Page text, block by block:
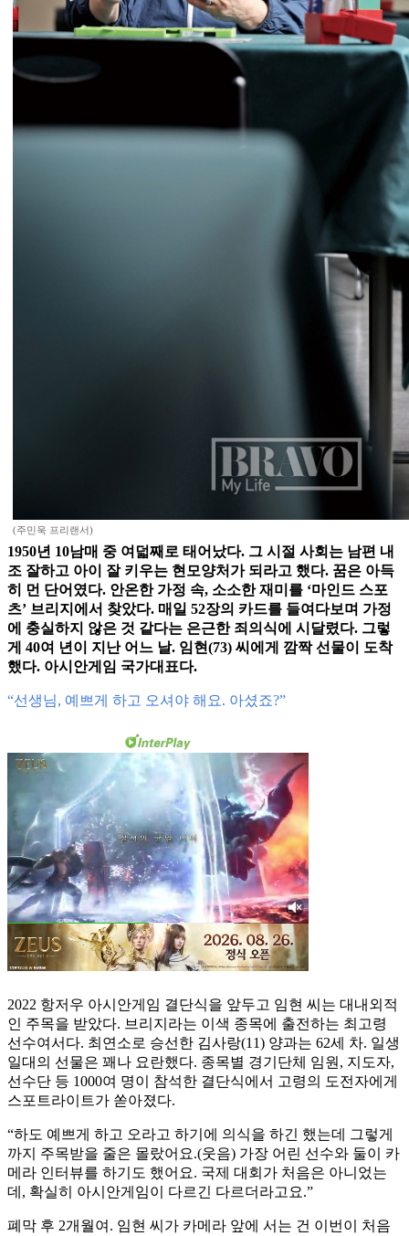
(주민욱 프리랜서)
1950년 10남매 중 여덟째로 태어났다. 그 시절 사회는 남편 내
조 잘하고 아이 잘 키우는 현모양처가 되라고 했다. 꿈은 아득
히 먼 단어였다. 안온한 가정 속, 소소한 재미를 ‘마인드 스포
츠’ 브리지에서 찾았다. 매일 52장의 카드를 들여다보며 가정
에 충실하지 않은 것 같다는 은근한 죄의식에 시달렸다. 그렇
게 40여 년이 지난 어느 날. 임현(73) 씨에게 깜짝 선물이 도착
했다. 아시안게임 국가대표다.
“선생님, 예쁘게 하고 오셔야 해요. 아셨죠?”
2022 항저우 아시안게임 결단식을 앞두고 임현 씨는 대내외적
인 주목을 받았다. 브리지라는 이색 종목에 출전하는 최고령
선수여서다. 최연소로 승선한 김사랑(11) 양과는 62세 차. 일생
일대의 선물은 꽤나 요란했다. 종목별 경기단체 임원, 지도자,
선수단 등 1000여 명이 참석한 결단식에서 고령의 도전자에게
스포트라이트가 쏟아졌다.
“하도 예쁘게 하고 오라고 하기에 의식을 하긴 했는데 그렇게
까지 주목받을 줄은 몰랐어요.(웃음) 가장 어린 선수와 둘이 카
메라 인터뷰를 하기도 했어요. 국제 대회가 처음은 아니었는
데, 확실히 아시안게임이 다르긴 다르더라고요.”
폐막 후 2개월여. 임현 씨가 카메라 앞에 서는 건 이번이 처음